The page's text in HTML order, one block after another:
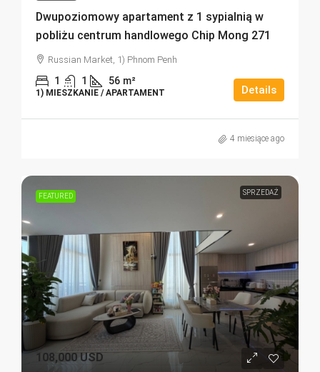
Dwupoziomowy apartament z 1 sypialnią w
pobliżu centrum handlowego Chip Mong 271
Russian Market, 1) Phnom Penh
1 1 56 m²
1) MIESZKANIE / APARTAMENT Details
4 miesiące ago
FEATURED SPRZEDAŻ
108,000 USD